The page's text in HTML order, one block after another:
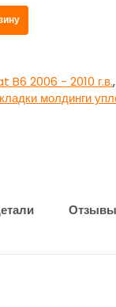
B6 2006 - 2010 г.в.,
молдинги